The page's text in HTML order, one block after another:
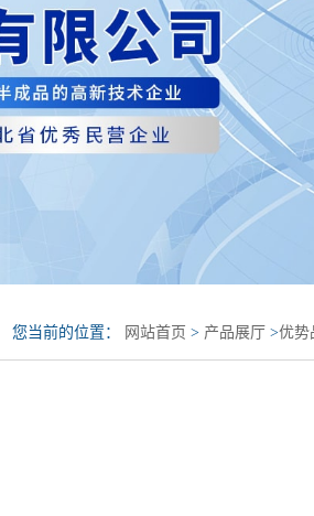
您当前的位置： 网站首页 > 产品展厅 >优势